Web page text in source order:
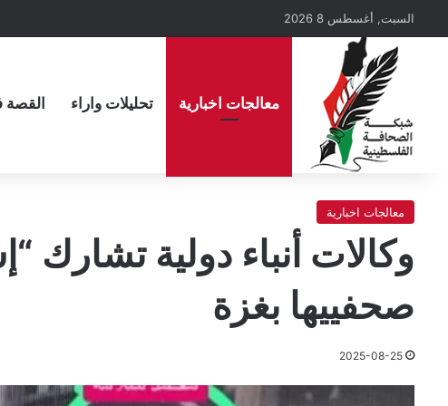
السبت, أغسطس 8 2026
معالجات اخبارية تحليلات واراء القصة
معالجات اخبارية
وكالات أنباء دولية تشارك
صحفييها بغزة
2025-08-25